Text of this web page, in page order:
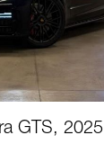
GTS, 2025